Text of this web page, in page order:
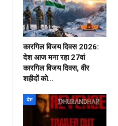
कारगिल विजय दिवस 2026:
देश आज मना रहा 27वां
कारगिल विजय दिवस, वीर
शहीदों को…
देश